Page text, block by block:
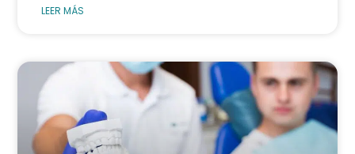
LEER MÁS